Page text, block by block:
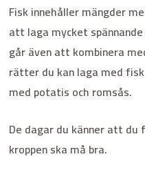
Fisk innehåller mängder
att laga mycket
går även att kombinera
rätter du kan laga med
med potatis och romsås.
De dagar du känner att
kroppen ska må bra.